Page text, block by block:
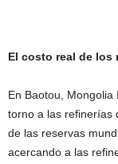
El costo real de los
En Baotou,
torno a las refinerías
de las reservas
acercando a las